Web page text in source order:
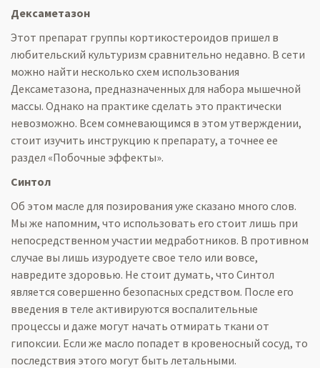
Дексаметазон
Этот препарат группы кортикостероидов пришел в
любительский культуризм сравнительно недавно. В сети
можно найти несколько схем использования
Дексаметазона, предназначенных для набора мышечной
массы. Однако на практике сделать это практически
невозможно. Всем сомневающимся в этом утверждении,
стоит изучить инструкцию к препарату, а точнее ее
раздел «Побочные эффекты».
Синтол
Об этом масле для позирования уже сказано много слов.
Мы же напомним, что использовать его стоит лишь при
непосредственном участии медработников. В противном
случае вы лишь изуродуете свое тело или вовсе,
навредите здоровью. Не стоит думать, что Синтол
является совершенно безопасных средством. После его
введения в теле активируются воспалительные
процессы и даже могут начать отмирать ткани от
гипоксии. Если же масло попадет в кровеносный сосуд, то
последствия этого могут быть летальными.